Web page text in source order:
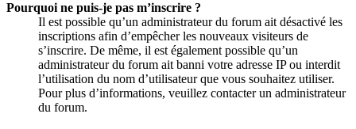
Pourquoi ne puis-je pas m’inscrire ?
Il est possible qu’un administrateur du forum ait désactivé les
inscriptions afin d’empêcher les nouveaux visiteurs de
s’inscrire. De même, il est également possible qu’un
administrateur du forum ait banni votre adresse IP ou interdit
l’utilisation du nom d’utilisateur que vous souhaitez utiliser.
Pour plus d’informations, veuillez contacter un administrateur
du forum.